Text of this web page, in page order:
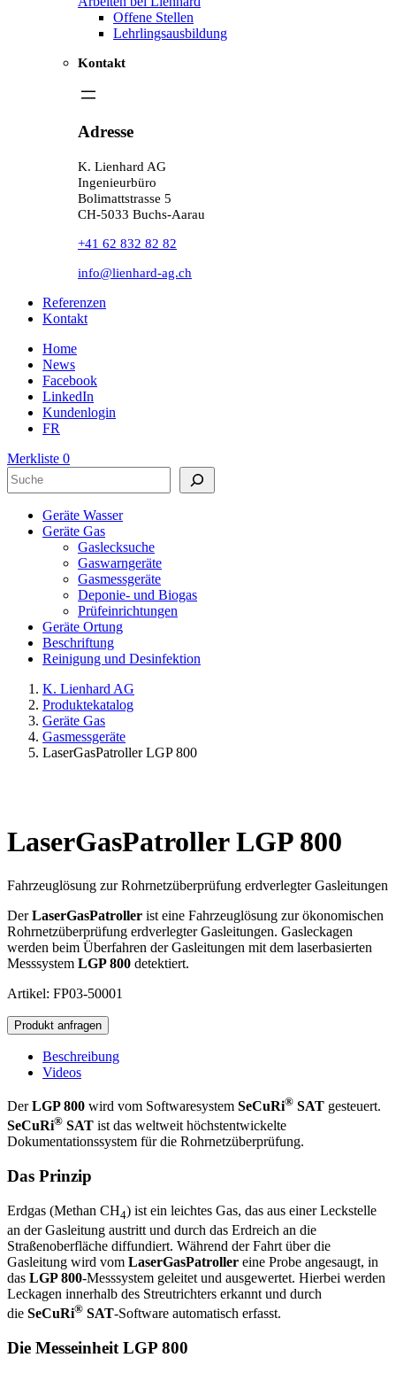
Offene Stellen
Lehrlingsausbildung
Kontakt
Adresse
K. Lienhard AG
Ingenieurbüro
Bolimattstrasse 5
CH-5033 Buchs-Aarau
+41 62 832 82 82
info@lienhard-ag.ch
Referenzen
Kontakt
Home
News
Facebook
LinkedIn
Kundenlogin
FR
Merkliste 0
Suchen
Geräte Wasser
Geräte Gas
Gaslecksuche
Gaswarngeräte
Gasmessgeräte
Deponie- und Biogas
Prüfeinrichtungen
Geräte Ortung
Beschriftung
Reinigung und Desinfektion
K. Lienhard AG
Produktekatalog
Geräte Gas
Gasmessgeräte
LaserGasPatroller LGP 800
LaserGasPatroller LGP 800
Fahrzeuglösung zur Rohrnetzüberprüfung erdverlegter Gasleitungen
DerLaserGasPatroller ist eine Fahrzeuglösung zur ökonomischen
Rohrnetzüberprüfung erdverlegter Gasleitungen. Gasleckagen
werden beim Überfahren der Gasleitungen mit dem laserbasierten
Messsystem LGP 800 detektiert.
Artikel: FP03-50001
LaserGasPatroller
LGP
Menge
Produkt anfragen
Beschreibung
Videos
DerLGP 800 wird vom Softwaresystem SeCuRi® SAT gesteuert.
SeCuRi® SAT ist das weltweit höchstentwickelte
Dokumentationssystem für die Rohrnetzüberprüfung.
Das Prinzip
Erdgas (Methan CH4) ist ein leichtes Gas, das aus einer Leckstelle
an der Gasleitung austritt und durch das Erdreich an die
Straßenoberfläche diffundiert. Während der Fahrt über die
Gasleitung wird vom LaserGasPatroller eine Probe angesaugt, in
das LGP 800-Messsystem geleitet und ausgewertet. Hierbei werden
Leckagen innerhalb des Streutrichters erkannt und durch
die SeCuRi® SAT-Software automatisch erfasst.
Die Messeinheit LGP 800